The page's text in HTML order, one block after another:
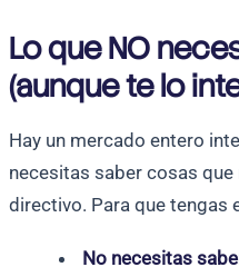
Lo que NO
(aunque te lo
Hay un mercado entero
necesitas saber cosas
directivo. Para que tengas
No necesitas